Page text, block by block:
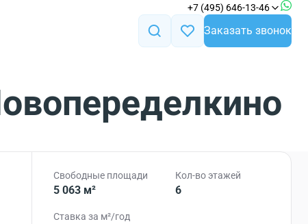
+7 (495) 646-13-46
Заказать звонок
Свободные площади
5 063 м²
Кол-во этажей
6
Ставка за м²/год